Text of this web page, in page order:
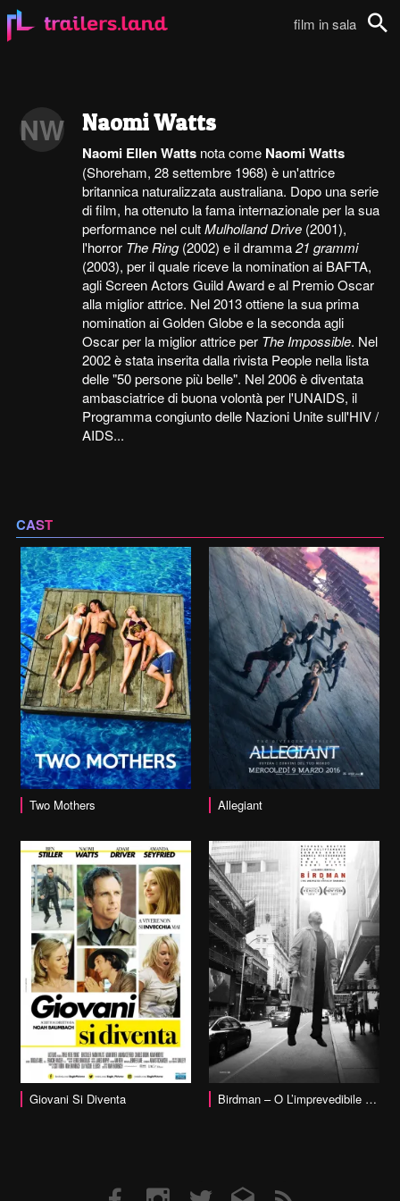
film in sala
NW Naomi Watts
Naomi Ellen Watts nota come Naomi Watts
(Shoreham, 28 settembre 1968) è un'attrice
britannica naturalizzata australiana. Dopo una serie
di film, ha ottenuto la fama internazionale per la sua
performance nel cultMulholland Drive (2001),
l'horror The Ring(2002) e il dramma21 grammi
(2003), per il quale riceve la nomination ai BAFTA,
agli Screen Actors Guild Award e al Premio Oscar
alla miglior attrice. Nel 2013 ottiene la sua prima
nomination ai Golden Globe e la seconda agli
Oscar per la miglior attrice per The Impossible. Nel
2002 è stata inserita dalla rivista People nella lista
delle "50 persone più belle". Nel 2006 è diventata
ambasciatrice di buona volontà per l'UNAIDS, il
Programma congiunto delle Nazioni Unite sull'HIV /
AIDS...
CAST
Two Mothers
vai alla scheda Allegiant
Giovani Si Diventa
vai alla scheda Birdman – O L’imprevedibile Virtù Dell’ignoranza